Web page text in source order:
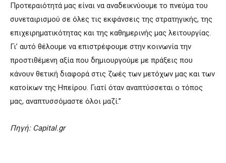
Προτεραιότητά μας είναι να αναδεικνύουμε το πνεύμα του
συνεταιρισμού σε όλες τις εκφάνσεις της στρατηγικής, της
επιχειρηματικότητας και της καθημερινής μας λειτουργίας.
Γι’ αυτό θέλουμε να επιστρέφουμε στην κοινωνία την
προστιθέμενη αξία που δημιουργούμε με πράξεις που
κάνουν θετική διαφορά στις ζωές των μετόχων μας και των
κατοίκων της Ηπείρου. Γιατί όταν αναπτύσσεται ο τόπος
μας, αναπτυσσόμαστε όλοι μαζί.”
Πηγή: Capital.gr